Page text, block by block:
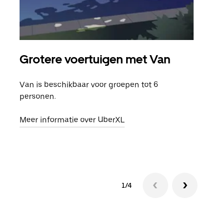
Grotere voertuigen met Van
Van is beschikbaar voor groepen tot 6
personen.
Meer informatie over UberXL
1/4